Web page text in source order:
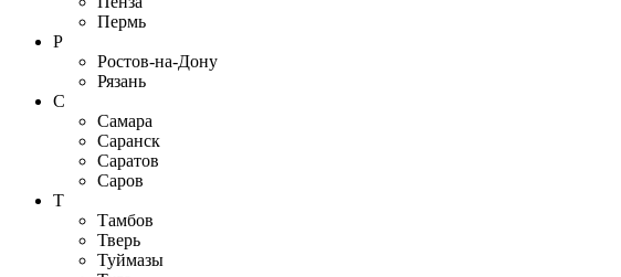
Пермь
Р
Ростов-на-Дону
Рязань
С
Самара
Саранск
Саратов
Саров
Т
Тамбов
Тверь
Туймазы